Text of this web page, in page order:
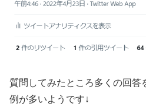
質問してみたところ多くの回答
例が多いようです↓